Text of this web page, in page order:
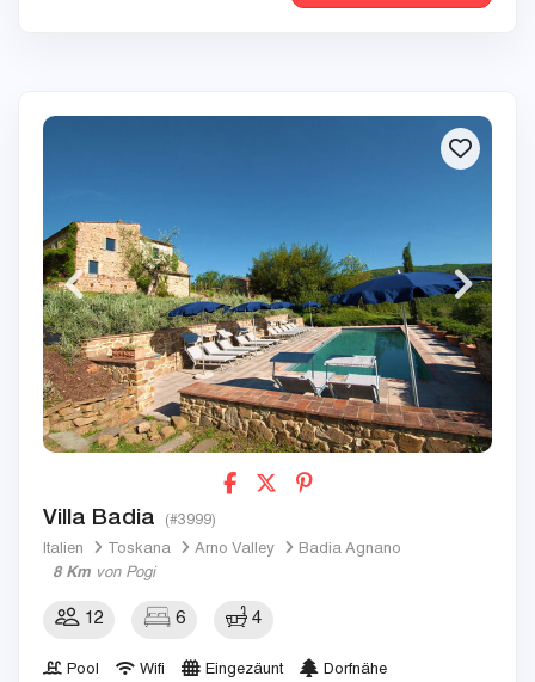
Villa Badia (#3999)
Italien Toskana Arno Valley
Badia Agnano
8 Km von Pogi
12 6 4
Pool Wifi Eingezäunt Dorfnähe